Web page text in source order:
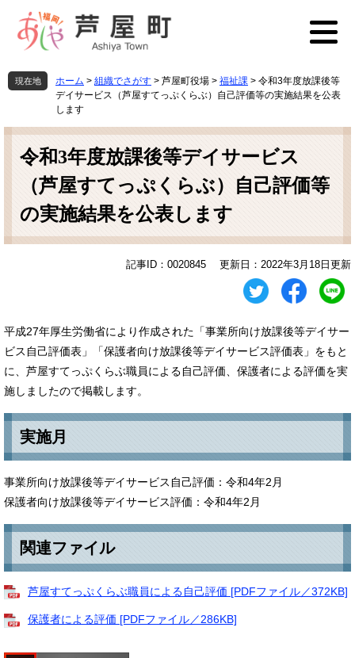
先
頭
す
を
飛
し
現在地 ホーム > 組織でさがす > 芦屋町役場 > 福祉課 > 令和3年度放課後等
デイサービス（芦屋すてっぷくらぶ）自己評価等の実施結果を公表
します
本
令和3年度放課後等デイサービス
（芦屋すてっぷくらぶ）自己評価等
の実施結果を公表します
記事ID：0020845 更新日：2022年3月18日更新
平成27年厚生労働省により作成された「事業所向け放課後等デイサー
ビス自己評価表」「保護者向け放課後等デイサービス評価表」をもと
に、芦屋すてっぷくらぶ職員による自己評価、保護者による評価を実
施しましたので掲載します。
実施月
事業所向け放課後等デイサービス自己評価：令和4年2月
保護者向け放課後等デイサービス評価：令和4年2月
関連ファイル
芦屋すてっぷくらぶ職員による自己評価 [PDFファイル／372KB]
保護者による評価 [PDFファイル／286KB]